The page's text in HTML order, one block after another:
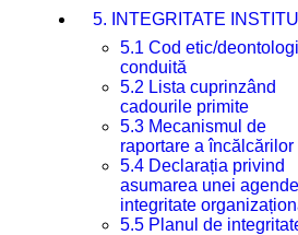
5. INTEGRITATE
5.1 Cod etic/
conduită
5.2 Lista cuprinzând
cadourile primite
5.3 Mecanismul de
raportare a încălcărilor
5.4 Declarația privind
asumarea unei
integritate
5.5 Planul de